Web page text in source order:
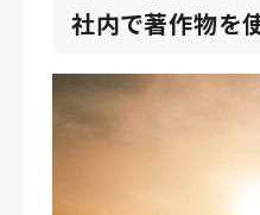
社内で著作物を